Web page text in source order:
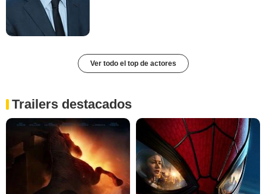
Ver todo el top de actores
Trailers destacados